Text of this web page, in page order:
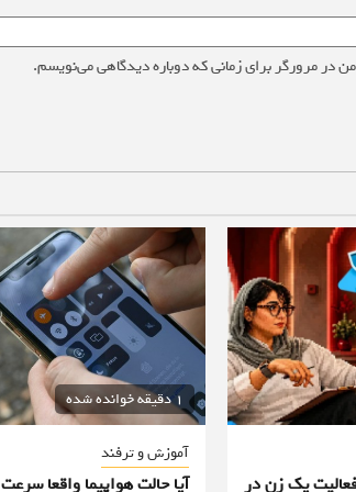
در مرورگر برای زمانی که دوباره دیدگاهی می‌نویسم.
یک زن در
1 دقیقه خوانده شده
آموزش و ترفند
آیا حالت هواپیما واقعا